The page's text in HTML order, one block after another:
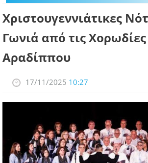
ΛΑΡΝΑΚΑ 2030
ΣΥΝΔΕΣΜΟΙ
ΠΕΡΙΣΣΟΤΕΡΑ
Χριστουγεννιάτικες
Γωνιά από τις
Αραδίππου
17/11/2025 10:27